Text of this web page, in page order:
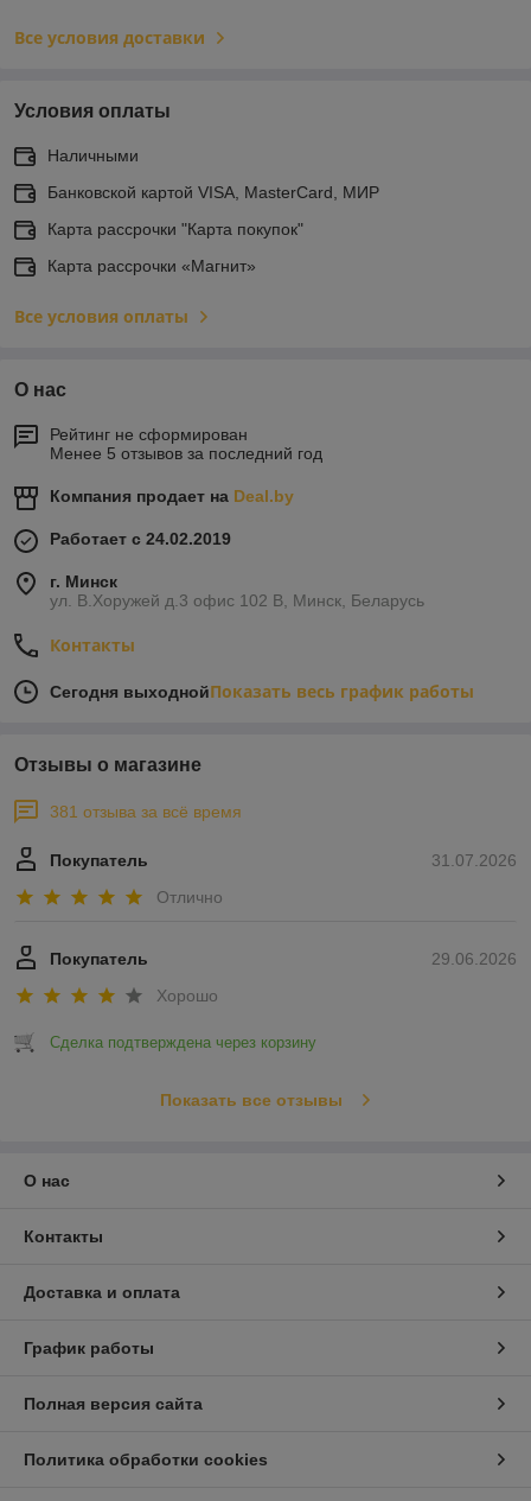
Все условия доставки
Условия оплаты
Наличными
Банковской картой VISA, MasterCard, МИР
Карта рассрочки "Карта покупок"
Карта рассрочки «Магнит»
Все условия оплаты
О нас
Рейтинг не сформирован
Менее 5 отзывов за последний год
Компания продает на Deal.by
Работает с 24.02.2019
г. Минск
ул. В.Хоружей д.3 офис 102 В, Минск, Беларусь
Контакты
Сегодня выходнойПоказать весь график работы
Отзывы о магазине
381 отзыва за всё время
31.07.2026
Покупатель
Отлично
29.06.2026
Покупатель
Хорошо
Сделка подтверждена через корзину
Показать все отзывы
О нас
Контакты
Доставка и оплата
График работы
Полная версия сайта
Политика обработки cookies